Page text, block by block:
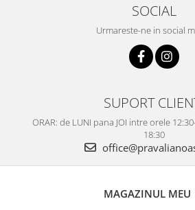
SOCIAL
Urmareste-ne in social
SUPORT
ORAR: de LUNI pana JOI intre orele
18:30
MAGAZINUL MEU